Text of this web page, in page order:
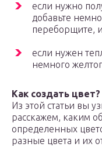
если нужно
добавьте
переборщите,
если нужен
немного
Как создать цвет?
Из этой статьи вы
расскажем, каким
определенных
разные цвета и их